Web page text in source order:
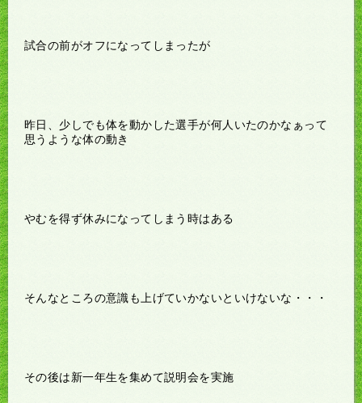
試合の前がオフになってしまったが
昨日、少しでも体を動かした選手が何人いたのかなぁって
思うような体の動き
やむを得ず休みになってしまう時はある
そんなところの意識も上げていかないといけないな・・・
その後は新一年生を集めて説明会を実施